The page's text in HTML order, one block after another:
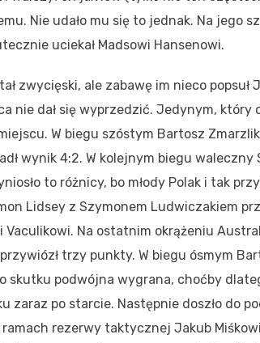
Nie udało mu się to jednak. Na jego
uciekał Madsowi Hansenowi.
zwycięski, ale zabawę im nieco popsuł
nie dał się wyprzedzić. Jedynym, który
W biegu szóstym Bartosz
wynik 4:2. W kolejnym biegu waleczny
to różnicy, bo młody Polak i tak
Lidsey z Szymonem Ludwiczakiem
Na ostatnim okrążeniu
trzy punkty. W biegu ósmym
skutku podwójna wygrana, choćby
zaraz po starcie. Następnie doszło do
ramach rezerwy taktycznej Jakub